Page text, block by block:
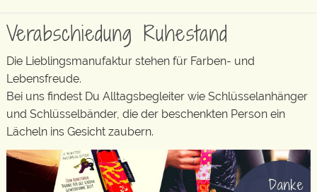
Verabschiedung Ruhestand
Die Lieblingsmanufaktur stehen für Farben- und
Lebensfreude.
Bei uns findest Du Alltagsbegleiter wie Schlüsselanhänger
und Schlüsselbänder, die der beschenkten Person ein
Lächeln ins Gesicht zaubern.